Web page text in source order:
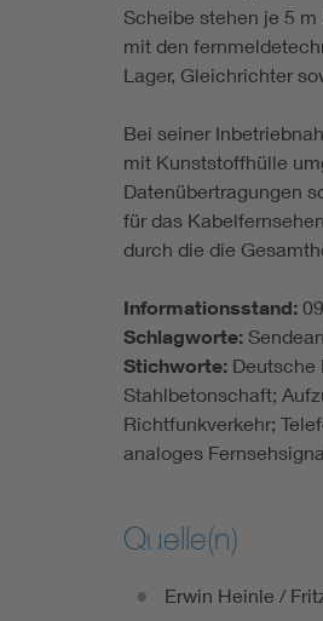
Scheibe stehen je 5
mit den
Lager, Gleichrichter
Bei seiner
mit Kunststoffhülle
Datenübertragungen
für das
durch die die
Informationsstand:
Schlagworte:
Stichworte: Deutsche
Stahlbetonschaft;
Richtfunkverkehr;
analoges
Quelle(n)
Erwin Heinle /